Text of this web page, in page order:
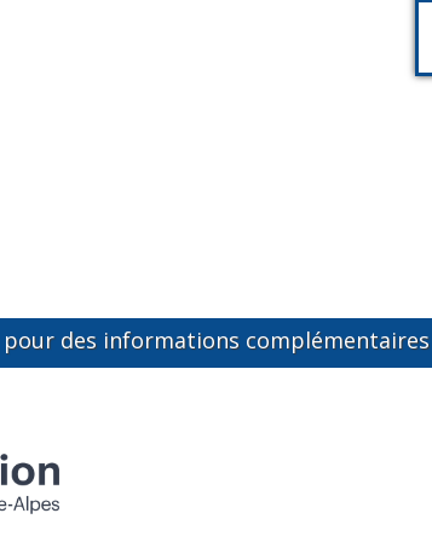
pour des informations